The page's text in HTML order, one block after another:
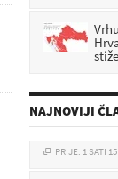
NAJNOVIJI